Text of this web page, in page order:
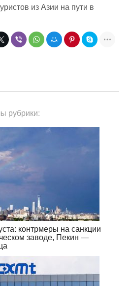
из Азии на пути в
рубрики:
контрмеры на санкции
заводе, Пекин —